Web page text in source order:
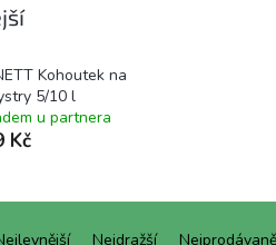
Kohoutek na
5/10 l
u partnera
Kč
Nejdražší